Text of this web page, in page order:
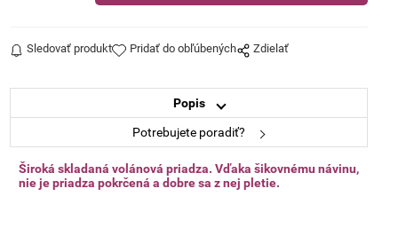
Sledovať produkt Pridať do obľúbených Zdielať
Popis
Potrebujete poradiť?
Široká skladaná volánová priadza. Vďaka šikovnému návinu,
nie je priadza pokrčená a dobre sa z nej pletie.